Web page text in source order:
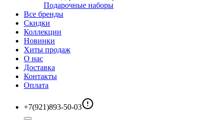
Подарочные наборы
Все бренды
Скидки
Коллекции
Новинки
Хиты продаж
О нас
Доставка
Контакты
Оплата
+7(921)893-50-03